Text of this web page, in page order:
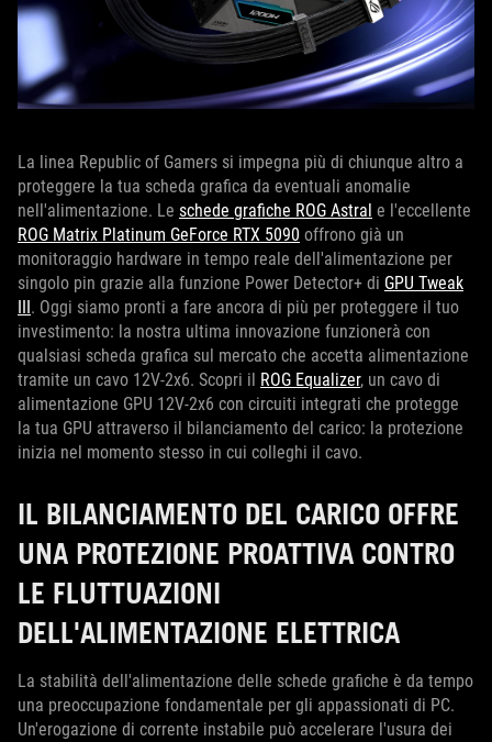
La linea Republic of Gamers si impegna più di chiunque altro a
proteggere la tua scheda grafica da eventuali anomalie
nell'alimentazione. Le schede grafiche ROG Astral e l'eccellente
ROG Matrix Platinum GeForce RTX 5090 offrono già un
monitoraggio hardware in tempo reale dell'alimentazione per
singolo pin grazie alla funzione Power Detector+ di GPU Tweak
III. Oggi siamo pronti a fare ancora di più per proteggere il tuo
investimento: la nostra ultima innovazione funzionerà con
qualsiasi scheda grafica sul mercato che accetta alimentazione
tramite un cavo 12V-2x6. Scopri il ROG Equalizer, un cavo di
alimentazione GPU 12V-2x6 con circuiti integrati che protegge
la tua GPU attraverso il bilanciamento del carico: la protezione
inizia nel momento stesso in cui colleghi il cavo.
IL BILANCIAMENTO DEL CARICO OFFRE
UNA PROTEZIONE PROATTIVA CONTRO
LE FLUTTUAZIONI
DELL'ALIMENTAZIONE ELETTRICA
La stabilità dell'alimentazione delle schede grafiche è da tempo
una preoccupazione fondamentale per gli appassionati di PC.
Un'erogazione di corrente instabile può accelerare l'usura dei